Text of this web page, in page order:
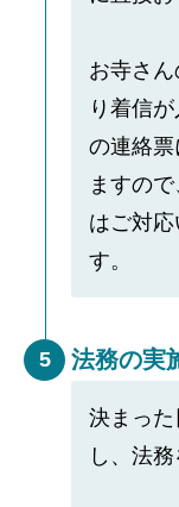
お寺さ
り着信
の連絡票
ますの
はご対
す。
5 法務の実
決まっ
し、法